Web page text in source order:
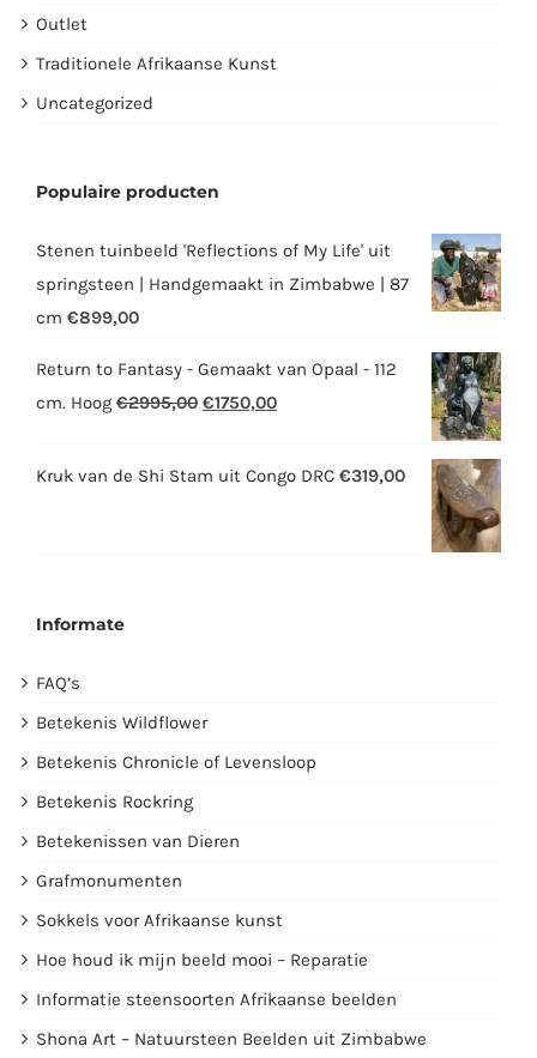
Outlet
Traditionele Afrikaanse Kunst
Uncategorized
Populaire producten
Stenen tuinbeeld 'Reflections of My Life' uit
springsteen | Handgemaakt in Zimbabwe | 87
cm €899,00
Return to Fantasy - Gemaakt van Opaal - 112
cm. Hoog €2995,00 Oorspronkelijke
was:
€1750,00Huidige
is:
Kruk van de Shi Stam uit Congo DRC €319,00
Informate
FAQ’s
Betekenis Wildflower
Betekenis Chronicle of Levensloop
Betekenis Rockring
Betekenissen van Dieren
Grafmonumenten
Sokkels voor Afrikaanse kunst
Hoe houd ik mijn beeld mooi – Reparatie
Informatie steensoorten Afrikaanse beelden
Shona Art – Natuursteen Beelden uit Zimbabwe